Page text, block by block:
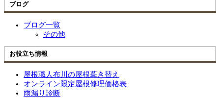
ブログ
ブログ一覧
その他
お役立ち情報
屋根職人布川の屋根葺き替え
オンライン限定屋根修理価格表
雨漏り診断